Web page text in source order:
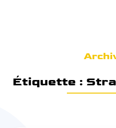
Étiquette :